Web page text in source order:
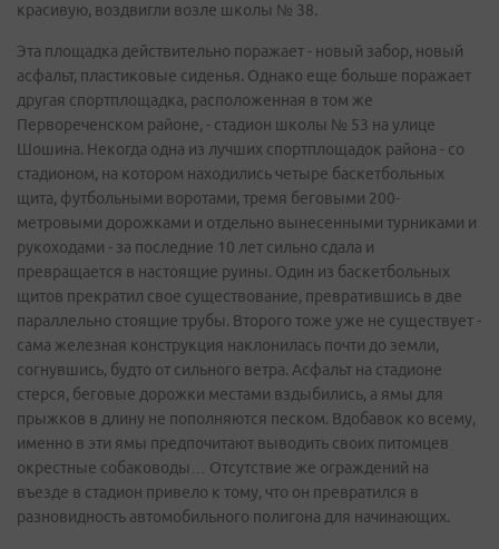
красивую, воздвигли возле школы № 38.
Эта площадка действительно поражает - новый забор, новый
асфальт, пластиковые сиденья. Однако еще больше поражает
другая спортплощадка, расположенная в том же
Первореченском районе, - стадион школы № 53 на улице
Шошина. Некогда одна из лучших спортплощадок района - со
стадионом, на котором находились четыре баскетбольных
щита, футбольными воротами, тремя беговыми 200-
метровыми дорожками и отдельно вынесенными турниками и
рукоходами - за последние 10 лет сильно сдала и
превращается в настоящие руины. Один из баскетбольных
щитов прекратил свое существование, превратившись в две
параллельно стоящие трубы. Второго тоже уже не существует -
сама железная конструкция наклонилась почти до земли,
согнувшись, будто от сильного ветра. Асфальт на стадионе
стерся, беговые дорожки местами вздыбились, а ямы для
прыжков в длину не пополняются песком. Вдобавок ко всему,
именно в эти ямы предпочитают выводить своих питомцев
окрестные собаководы… Отсутствие же ограждений на
въезде в стадион привело к тому, что он превратился в
разновидность автомобильного полигона для начинающих.